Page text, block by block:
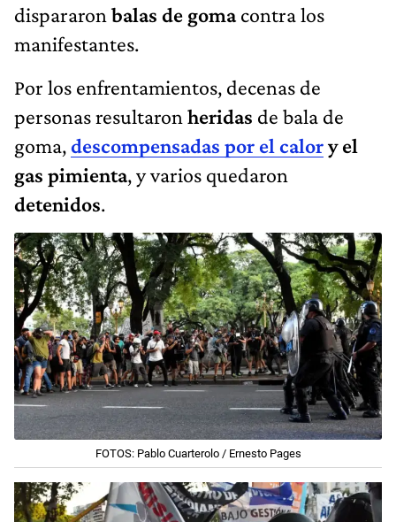
dispararon balas de gomacontra los
manifestantes.
Por los enfrentamientos, decenas de
personas resultaron heridas de bala de
goma,descompensadas por el calory el
gas pimienta, y varios quedaron
detenidos.
FOTOS: Pablo Cuarterolo / Ernesto Pages